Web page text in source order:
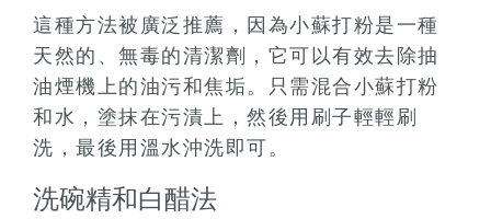
這種方法被廣泛推薦，因為小蘇打粉是一種
天然的、無毒的清潔劑，它可以有效去除抽
油煙機上的油污和焦垢。只需混合小蘇打粉
和水，塗抹在污漬上，然後用刷子輕輕刷
洗，最後用溫水沖洗即可。
洗碗精和白醋法